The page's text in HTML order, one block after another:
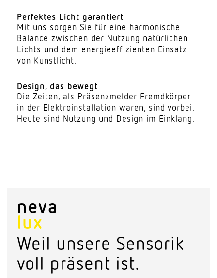
Perfektes Licht garantiert
Mit uns sorgen Sie für eine harmo­nische
Balance zwischen der Nutzung natür­lichen
Lichts und dem ener­gie­ef­fi­zi­enten Einsatz
von Kunstlicht.
Design, das bewegt
Die Zeiten, als Präsenz­melder Fremd­körper
in der Elek­tro­in­stal­lation waren, sind vorbei.
Heute sind Nutzung und Design im Einklang.
neva
lux
Weil unsere Sensorik
voll präsent ist.